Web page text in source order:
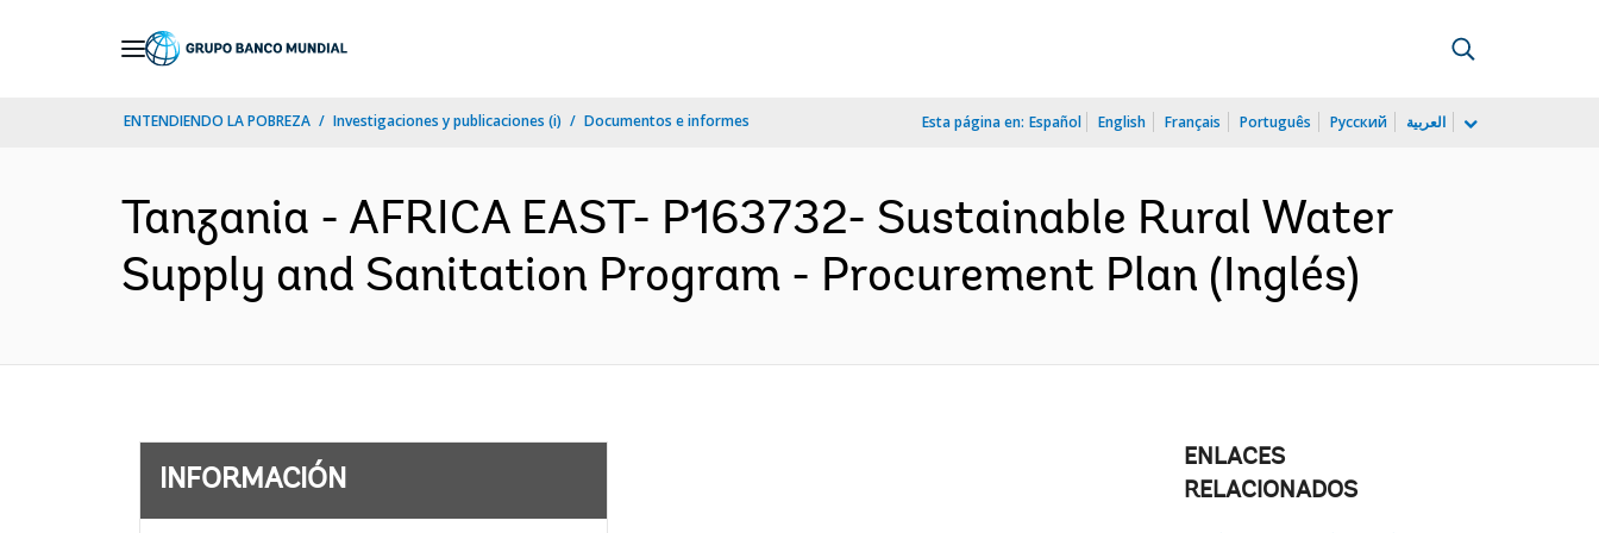
ENTENDIENDO LA POBREZA Investigaciones y publicaciones (i) Documentos e informes Esta página en: Español English Français Português Русский العربية
Tanzania - AFRICA EAST- P163732- Sustainable Rural Water
Supply and Sanitation Program - Procurement Plan (Inglés)
INFORMACIÓN
ENLACES
RELACIONADOS